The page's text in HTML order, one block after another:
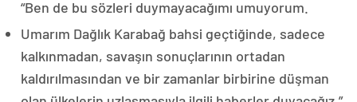
“Ben de bu sözleri duymayacağımı umuyorum.
Umarım Dağlık Karabağ bahsi geçtiğinde, sadece
kalkınmadan, savaşın sonuçlarının ortadan
kaldırılmasından ve bir zamanlar birbirine düşman